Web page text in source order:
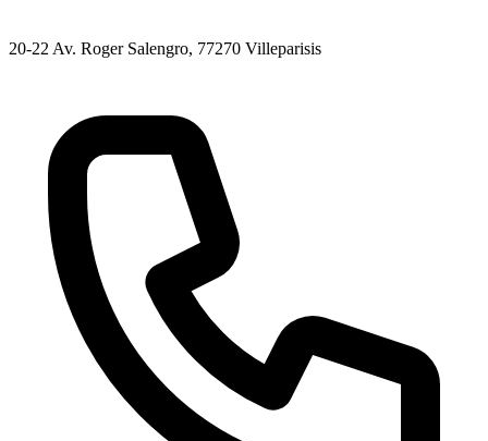
20-22 Av. Roger Salengro, 77270 Villeparisis